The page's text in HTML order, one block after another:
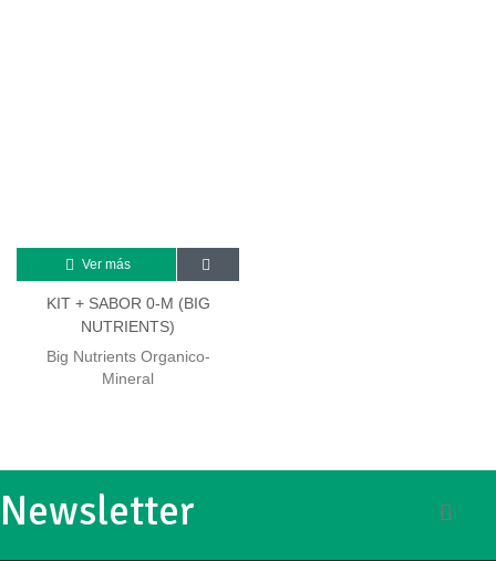
Ver más
KIT + SABOR 0-M (BIG
NUTRIENTS)
Big Nutrients Organico-
Mineral
Newsletter